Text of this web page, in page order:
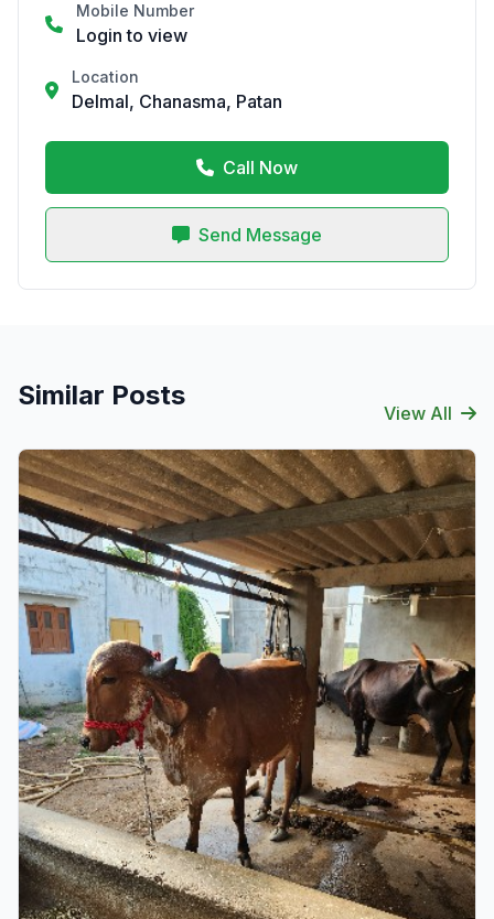
Mobile Number
Login to view
Location
Delmal, Chanasma, Patan
Call Now
Send Message
Similar Posts
View All